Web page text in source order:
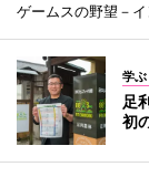
ゲームスの野望－
学ぶ
足
初